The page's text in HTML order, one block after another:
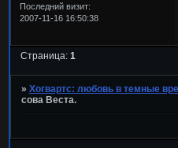
Последний визит:
2007-11-16 16:50:38
Страница: 1
» Хогвартс: любовь в темные
сова Веста.